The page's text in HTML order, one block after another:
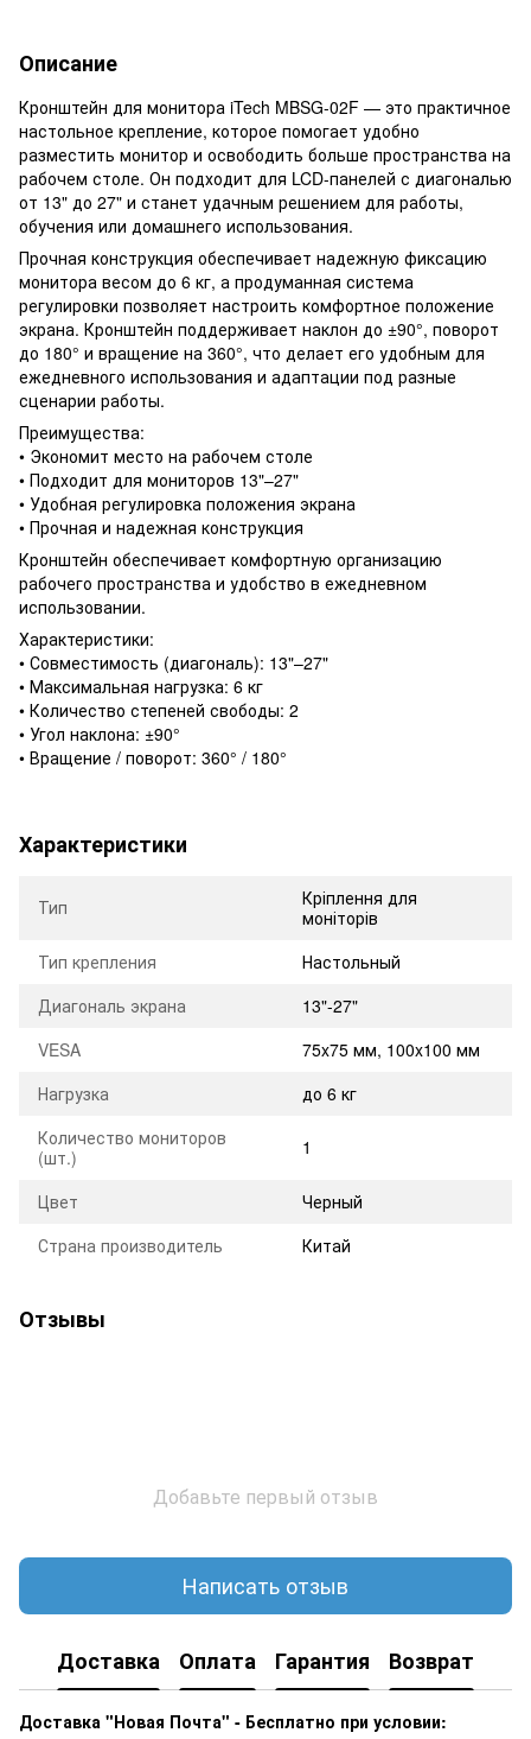
Описание
Кронштейн для монитора iTech MBSG-02F — это практичное
настольное крепление, которое помогает удобно
разместить монитор и освободить больше пространства на
рабочем столе. Он подходит для LCD-панелей с диагональю
от 13" до 27" и станет удачным решением для работы,
обучения или домашнего использования.
Прочная конструкция обеспечивает надежную фиксацию
монитора весом до 6 кг, а продуманная система
регулировки позволяет настроить комфортное положение
экрана. Кронштейн поддерживает наклон до ±90°, поворот
до 180° и вращение на 360°, что делает его удобным для
ежедневного использования и адаптации под разные
сценарии работы.
Преимущества:
• Экономит место на рабочем столе
• Подходит для мониторов 13"–27"
• Удобная регулировка положения экрана
• Прочная и надежная конструкция
Кронштейн обеспечивает комфортную организацию
рабочего пространства и удобство в ежедневном
использовании.
Характеристики:
• Совместимость (диагональ): 13"–27"
• Максимальная нагрузка: 6 кг
• Количество степеней свободы: 2
• Угол наклона: ±90°
• Вращение / поворот: 360° / 180°
Характеристики
Тип
Кріплення для
моніторів
Тип крепления
Настольный
Диагональ экрана
13"-27"
VESA
75x75 мм, 100x100 мм
Нагрузка
до 6 кг
Количество мониторов
(шт.)
1
Цвет
Черный
Страна производитель
Китай
Отзывы
Добавьте первый отзыв
Написать отзыв
Доставка Оплата Гарантия Возврат
Доставка "Новая Почта" - Бесплатно при условии: